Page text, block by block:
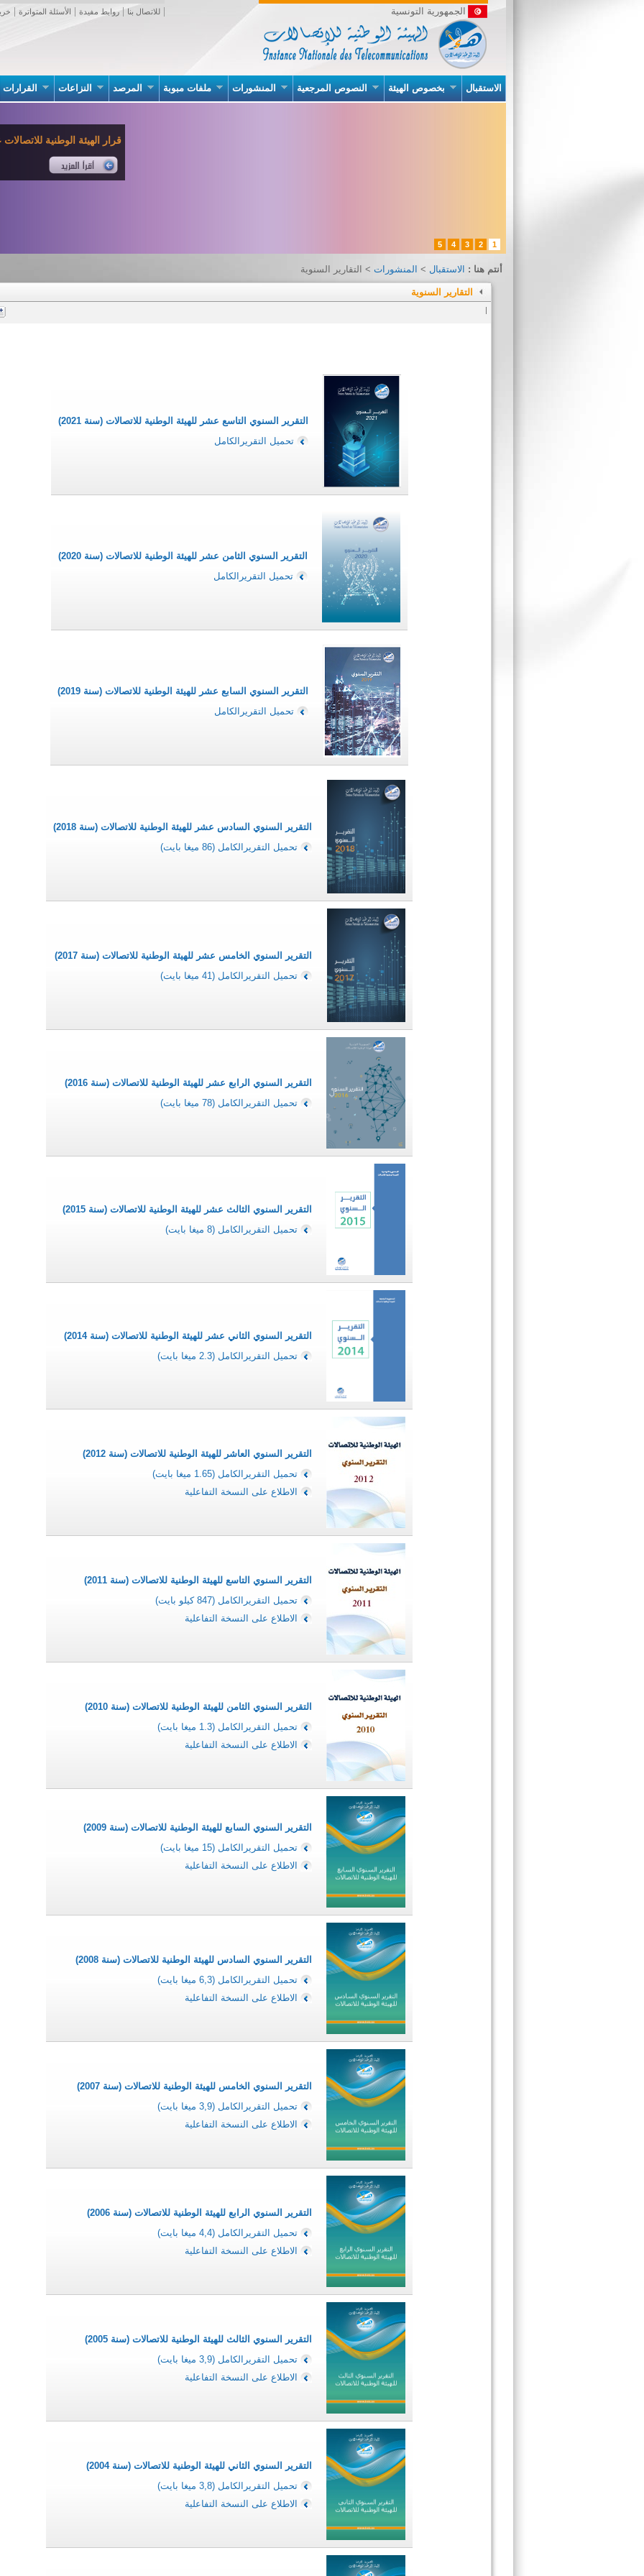
للاتصال بنا روابط مفيدة الأسئلة المتواترة الجمهورية التونسية
الاستقبال بخصوص الهيئة النصوص المرجعية المنشورات ملفات مبوبة المرصد النزاعات القرارات
قرار الهيئة الوطنية للاتصالات عدد 02 بتاريخ 07
1
2
3
4
5
أنتم هنا : الاستقبال > المنشورات > التقارير السنوية
التقارير السنوية
|
التقرير السنوي التاسع عشر للهيئة الوطنية للاتصالات (سنة 2021)
تحميل التقريرالكامل
التقرير السنوي الثامن عشر للهيئة الوطنية للاتصالات (سنة 2020)
تحميل التقريرالكامل
التقرير السنوي السابع عشر للهيئة الوطنية للاتصالات (سنة 2019)
تحميل التقريرالكامل
التقرير السنوي السادس عشر للهيئة الوطنية للاتصالات (سنة 2018)
تحميل التقريرالكامل (86 ميغا بايت)
التقرير السنوي الخامس عشر للهيئة الوطنية للاتصالات (سنة 2017)
تحميل التقريرالكامل (41 ميغا بايت)
التقرير السنوي الرابع عشر للهيئة الوطنية للاتصالات (سنة 2016)
تحميل التقريرالكامل (78 ميغا بايت)
التقرير السنوي الثالث عشر للهيئة الوطنية للاتصالات (سنة 2015)
تحميل التقريرالكامل (8 ميغا بايت)
التقرير السنوي الثاني عشر للهيئة الوطنية للاتصالات (سنة 2014)
تحميل التقريرالكامل (2.3 ميغا بايت)
التقرير السنوي العاشر للهيئة الوطنية للاتصالات (سنة 2012)
تحميل التقريرالكامل (1.65 ميغا بايت)
الاطلاع على النسخة التفاعلية
التقرير السنوي التاسع للهيئة الوطنية للاتصالات (سنة 2011)
تحميل التقريرالكامل (847 كيلو بايت)
الاطلاع على النسخة التفاعلية
التقرير السنوي الثامن للهيئة الوطنية للاتصالات (سنة 2010)
تحميل التقريرالكامل (1.3 ميغا بايت)
الاطلاع على النسخة التفاعلية
التقرير السنوي السابع للهيئة الوطنية للاتصالات (سنة 2009)
تحميل التقريرالكامل (15 ميغا بايت)
الاطلاع على النسخة التفاعلية
التقرير السنوي السادس للهيئة الوطنية للاتصالات (سنة 2008)
تحميل التقريرالكامل (6,3 ميغا بايت)
الاطلاع على النسخة التفاعلية
التقرير السنوي الخامس للهيئة الوطنية للاتصالات (سنة 2007)
تحميل التقريرالكامل (3,9 ميغا بايت)
الاطلاع على النسخة التفاعلية
التقرير السنوي الرابع للهيئة الوطنية للاتصالات (سنة 2006)
تحميل التقريرالكامل (4,4 ميغا بايت)
الاطلاع على النسخة التفاعلية
التقرير السنوي الثالث للهيئة الوطنية للاتصالات (سنة 2005)
تحميل التقريرالكامل (3,9 ميغا بايت)
الاطلاع على النسخة التفاعلية
التقرير السنوي الثاني للهيئة الوطنية للاتصالات (سنة 2004)
تحميل التقريرالكامل (3,8 ميغا بايت)
الاطلاع على النسخة التفاعلية